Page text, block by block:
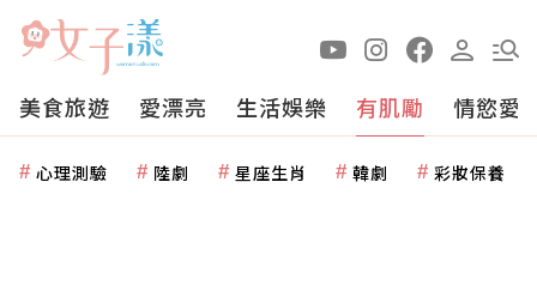
美食旅遊 愛漂亮 生活娛樂 有肌勵 情慾愛
心理測驗 陸劇 星座生肖 韓劇 彩妝保養